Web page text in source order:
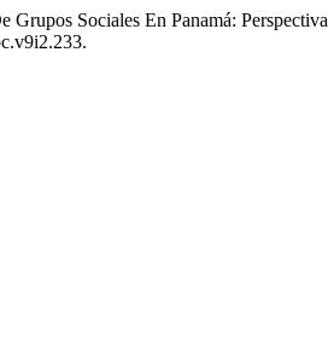
Grupos Sociales En Panamá: